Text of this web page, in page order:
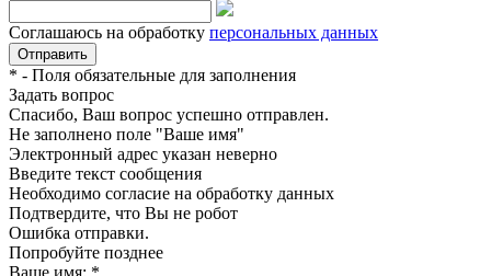
Соглашаюсь на обработку персональных данных
* - Поля обязательные для заполнения
Задать вопрос
Спасибо, Ваш вопрос успешно отправлен.
Не заполнено поле "Ваше имя"
Электронный адрес указан неверно
Введите текст сообщения
Необходимо согласие на обработку данных
Подтвердите, что Вы не робот
Ошибка отправки.
Попробуйте позднее